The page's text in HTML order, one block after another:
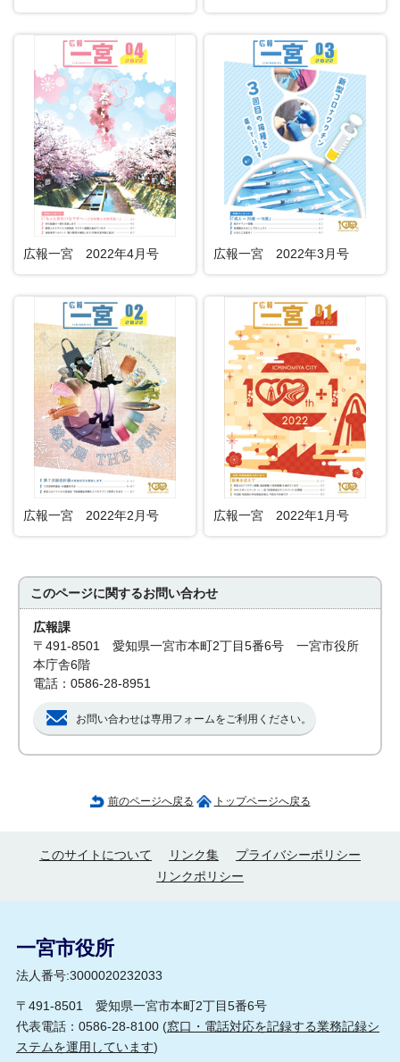
広報一宮 2022年4月号 広報一宮 2022年3月号
広報一宮 2022年2月号 広報一宮 2022年1月号
このページに関するお問い合わせ
広報課
〒491-8501 愛知県一宮市本町2丁目5番6号 一宮市役所
本庁舎6階
電話：0586-28-8951
お問い合わせは専用フォームをご利用ください。
前のページへ戻る トップページへ戻る
このサイトについて リンク集
プライバシーポリシー
リンクポリシー
一宮市役所
法人番号:3000020232033
〒491-8501 愛知県一宮市本町2丁目5番6号
代表電話：0586-28-8100 (窓口・電話対応を記録する業務記録シ
ステムを運用しています)